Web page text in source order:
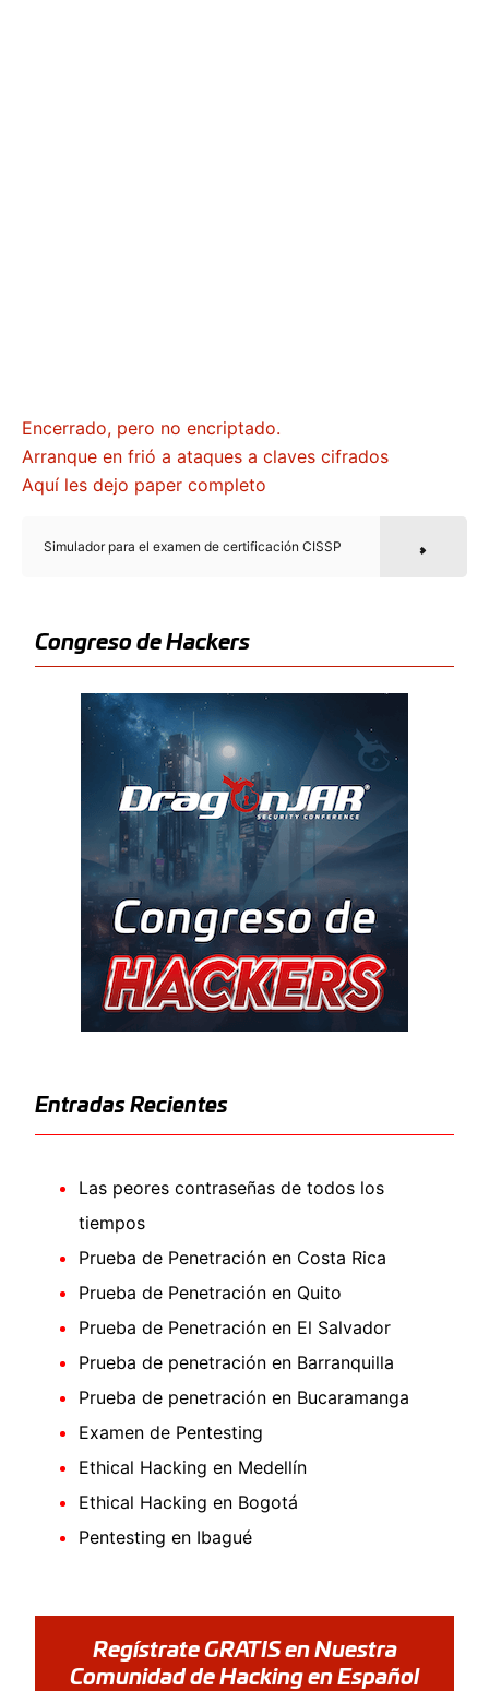
Encerrado, pero no encriptado.
Arranque en frió a ataques a claves cifrados
Aquí les dejo paper completo
Simulador para el examen de certificación CISSP
Congreso de Hackers
Entradas Recientes
Las peores contraseñas de todos los
tiempos
Prueba de Penetración en Costa Rica
Prueba de Penetración en Quito
Prueba de Penetración en El Salvador
Prueba de penetración en Barranquilla
Prueba de penetración en Bucaramanga
Examen de Pentesting
Ethical Hacking en Medellín
Ethical Hacking en Bogotá
Pentesting en Ibagué
Regístrate GRATIS en Nuestra
Comunidad de Hacking en Español